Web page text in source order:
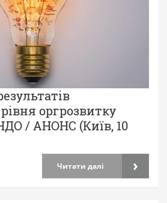
оргрозвитку
/ АНОНС (Київ, 10
Читати далі ›